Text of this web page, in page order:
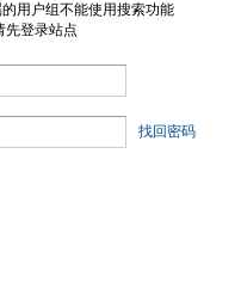
用户组不能使用搜索功能
先登录站点
找回密码